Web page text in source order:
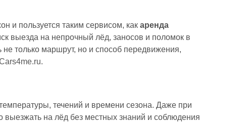
и пользуется таким сервисом, как аренда
выезда на непрочный лёд, заносов и поломок в
только маршрут, но и способ передвижения,
.
течений и времени сезона. Даже при
на лёд без местных знаний и соблюдения